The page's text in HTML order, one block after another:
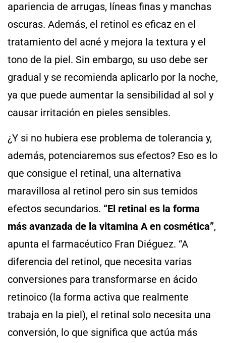
apariencia de arrugas, líneas finas y manchas
oscuras. Además, el retinol es eficaz en el
tratamiento del acné y mejora la textura y el
tono de la piel. Sin embargo, su uso debe ser
gradual y se recomienda aplicarlo por la noche,
ya que puede aumentar la sensibilidad al sol y
causar irritación en pieles sensibles.
¿Y si no hubiera ese problema de tolerancia y,
además, potenciaremos sus efectos? Eso es lo
que consigue el retinal, una alternativa
maravillosa al retinol pero sin sus temidos
efectos secundarios. “El retinal es la forma
más avanzada de la vitamina A en cosmética”,
apunta el farmacéutico Fran Diéguez. “A
diferencia del retinol, que necesita varias
conversiones para transformarse en ácido
retinoico (la forma activa que realmente
trabaja en la piel), el retinal solo necesita una
conversión, lo que significa que actúa más